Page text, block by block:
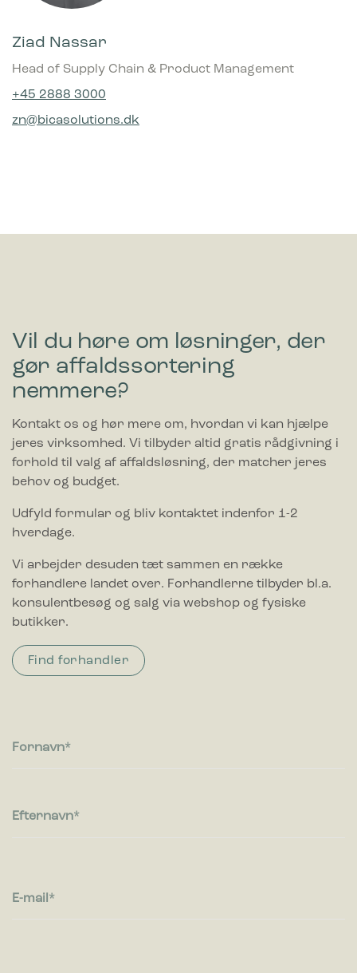
Ziad Nassar
Head of Supply Chain & Product Management
+45 2888 3000
zn@bicasolutions.dk
Vil du høre om løsninger, der
gør affaldssortering
nemmere?
Kontakt os og hør mere om, hvordan vi kan hjælpe
jeres virksomhed. Vi tilbyder altid gratis rådgivning i
forhold til valg af affaldsløsning, der matcher jeres
behov og budget.
Udfyld formular og bliv kontaktet indenfor 1-2
hverdage.
Vi arbejder desuden tæt sammen en række
forhandlere landet over. Forhandlerne tilbyder bl.a.
konsulentbesøg og salg via webshop og fysiske
butikker.
Find forhandler
Fornavn
Efternavn
E-mail